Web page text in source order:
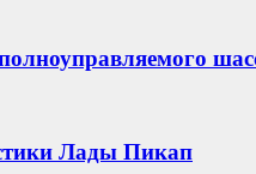
Лады Пикап